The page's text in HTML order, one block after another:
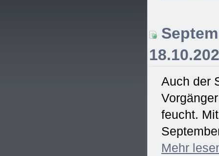
Auch der
feucht.
Mehr